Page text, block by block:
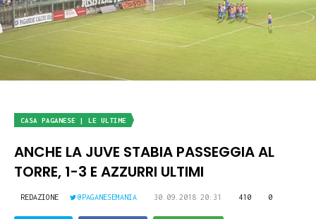
CASA PAGANESE | LE ULTIME
ANCHE LA JUVE STABIA PASSEGGIA AL
TORRE, 1-3 E AZZURRI ULTIMI
REDAZIONE @PAGANESEMANIA 30.09.2018 20:31 410 0